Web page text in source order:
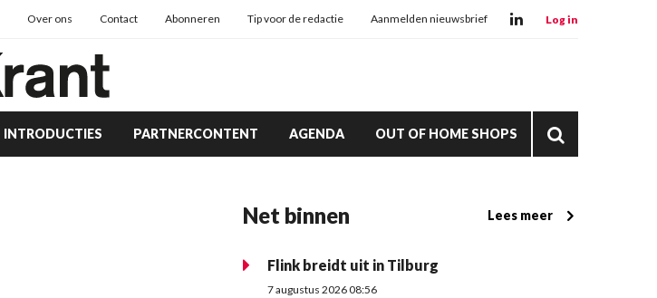
Over ons Contact Abonneren Tip voor de redactie Aanmelden nieuwsbrief Log in
INTRODUCTIES PARTNERCONTENT AGENDA OUT OF HOME SHOPS
Net binnen Lees meer
Flink breidt uit in Tilburg
7 augustus 2026 08:56